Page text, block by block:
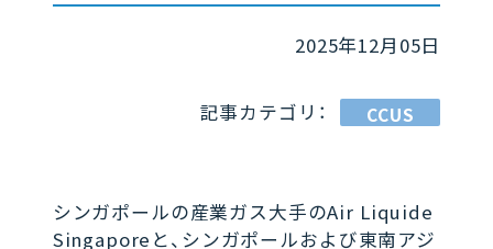
2025年12月05日
記事カテゴリ： CCUS
シンガポールの産業ガス大手のAir Liquide
Singaporeと、シンガポールおよび東南アジ